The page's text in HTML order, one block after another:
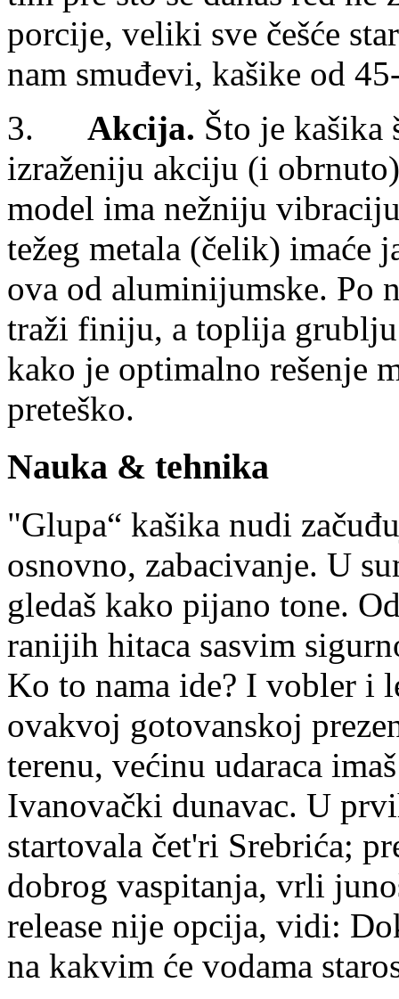
porcije, veliki sve češće
nam smuđevi, kašike od
3. Akcija. Što je
izraženiju akciju (i
model ima nežniju
težeg metala (čelik) imaće
ova od aluminijumske. Po
traži finiju, a toplija
kako je optimalno rešenje
preteško.
Nauka & tehnika
"Glupa“ kašika nudi
osnovno, zabacivanje. U
gledaš kako pijano tone.
ranijih hitaca sasvim
Ko to nama ide? I vobler i
ovakvoj gotovanskoj
terenu, većinu udaraca
Ivanovački dunavac. U
startovala čet'ri Srebrića;
dobrog vaspitanja, vrli
release nije opcija, vidi:
na kakvim će vodama